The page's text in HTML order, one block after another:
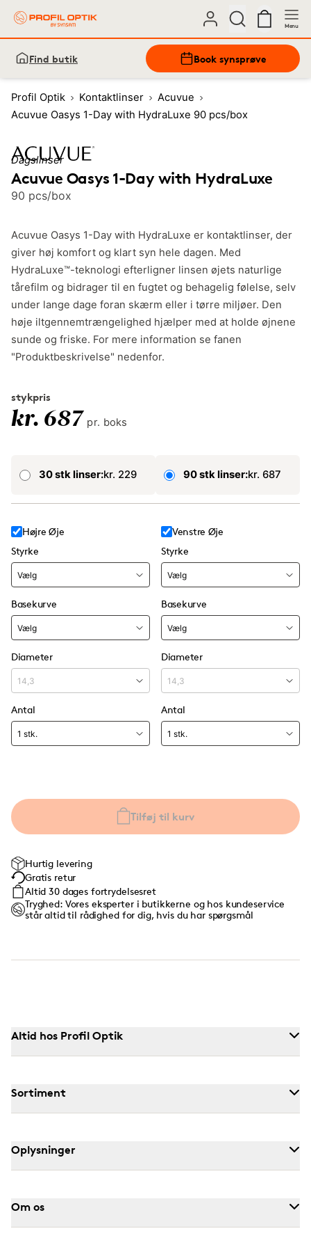
Menu
Find butik Book synsprøve
Profil Optik Kontaktlinser
Acuvue
Acuvue Oasys 1-Day with HydraLuxe 90 pcs/box
Dagslinser
Acuvue Oasys 1-Day with HydraLuxe
90 pcs/box
Acuvue Oasys 1-Day with HydraLuxe er kontaktlinser, der
giver høj komfort og klart syn hele dagen. Med
HydraLuxe™-teknologi efterligner linsen øjets naturlige
tårefilm og bidrager til en fugtet og behagelig følelse, selv
under lange dage foran skærm eller i tørre miljøer. Den
høje iltgennemtrængelighed hjælper med at holde øjnene
sunde og friske. For mere information se fanen
"Produktbeskrivelse" nedenfor.
stykpris
kr. 687 pr. boks
30 stk linser:kr. 229 90 stk linser:kr. 687
Højre Øje
Styrke
Basekurve
Diameter
Antal
Venstre Øje
Styrke
Basekurve
Diameter
Antal
Tilføj til kurv
Hurtig levering
Gratis retur
Altid 30 dages fortrydelsesret
Tryghed: Vores eksperter i butikkerne og hos kundeservice
står altid til rådighed for dig, hvis du har spørgsmål
Altid hos Profil Optik
Sortiment
Oplysninger
Om os